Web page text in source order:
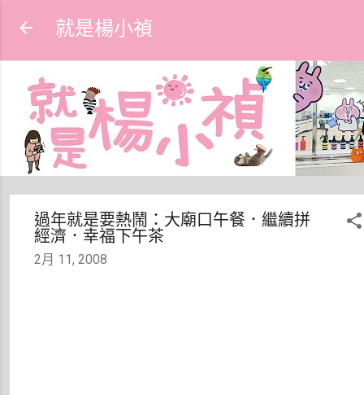
就是楊小禎
過年就是要熱鬧：大廟口午餐．繼續拼
經濟．幸福下午茶
2月 11, 2008